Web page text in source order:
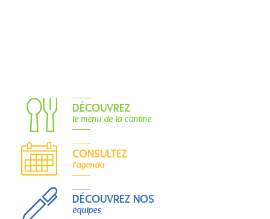
DÉCOUVREZ
le menu de la cantine
CONSULTEZ
l'agenda
DÉCOUVREZ NOS
équipes